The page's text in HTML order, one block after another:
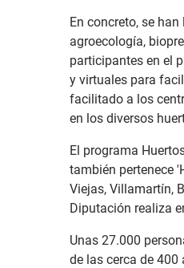
En concreto, se
agroecología,
participantes en el
y virtuales para
facilitado a los
en los diversos
El programa
también pertenece
Viejas, Villamartín,
Diputación realiza
Unas 27.000
de las cerca de